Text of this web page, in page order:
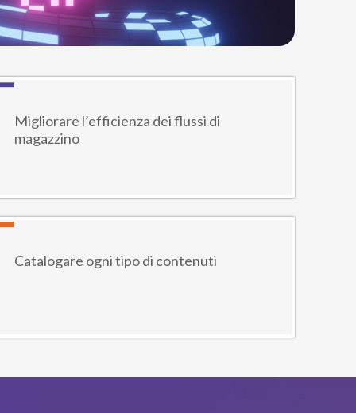
Migliorare l’efficienza dei flussi di
magazzino
Catalogare ogni tipo di contenuti